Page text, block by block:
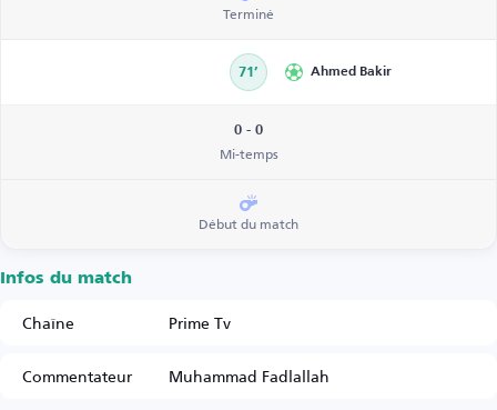
Terminé
71’ Ahmed Bakir
0 - 0
Mi-temps
Début du match
Infos du match
Chaîne
Prime Tv
Commentateur
Muhammad Fadlallah